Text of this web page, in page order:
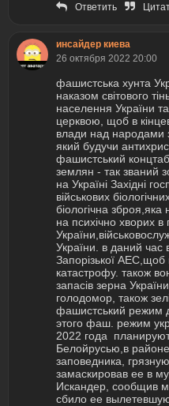
Ответить
инсайдер киева
26 октября 2022 20:00
фашистська хунта
наказом світового
населення України
церквою, щоб в
влади над народами
який будучи
фашистський
землян - так званий
на Україні Західні
військових
біологічна
на психічно хворих в
України. в даний час
Запорізької АЕС,щоб
катастрофу. також
запасів зерна
голодомор, також
фашистський режим
этого фаш. режим
2022 года
Белойрусью,в
заповедника,
замаскировав ее в
Искандер, сообщив
сбило ее